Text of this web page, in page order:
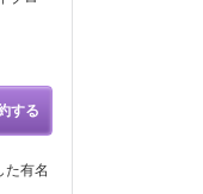
する
た有名